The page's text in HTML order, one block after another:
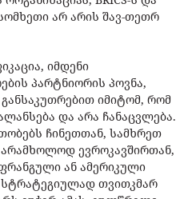
არ არის შავ-თეთრ
იმდენი
პარტნიორის პოვნა,
იმიტომ, რომ
და არა ჩანაცვლება.
ჩინეთთან, სამხრეთ
არამხოლოდ ევროკავშირთან,
ან ამერიკული
სტრატეგიულად თვითკმარ